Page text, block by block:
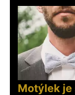
Motýlek je